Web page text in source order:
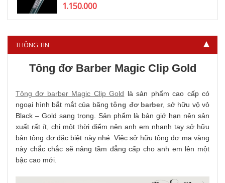
1.150.000
THÔNG TIN
Tông đơ Barber Magic Clip Gold
Tông đơ barber Magic Clip Gold là sản phẩm cao cấp có
ngoại hình bắt mắt của bãng tông đơ barber, sở hữu vộ vỏ
Black – Gold sang trọng. Sản phẩm là bản giớ hạn nên sản
xuất rất ít, chỉ một thời điểm nên anh em nhanh tay sở hữu
bản tông đơ đặc biệt này nhé. Việc sở hữu tông đơ mạ vàng
này chắc chắc sẽ nâng tầm đẳng cấp cho anh em lên một
bậc cao mới.